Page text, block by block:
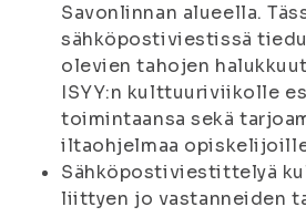
Savonlinnan alueella.
sähköpostiviestissä
olevien tahojen
ISYY:n kulttuuriviikolle
toimintaansa sekä
iltaohjelmaa
Sähköpostiviestittelyä
liittyen jo vastanneiden